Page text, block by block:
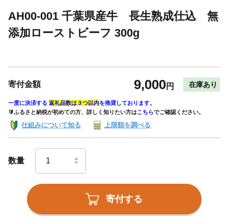
AH00-001 千葉県産牛 長生熟成仕込 無
添加ローストビーフ 300g
寄付金額 9,000円 在庫あり
一度に決済する 返礼品数は３つ以内を推奨しております。
🔰ふるさと納税が初めての方、詳しく知りたい方はこちらでご確認ください。
仕組みについて知る 上限額を調べる
数量
寄付する